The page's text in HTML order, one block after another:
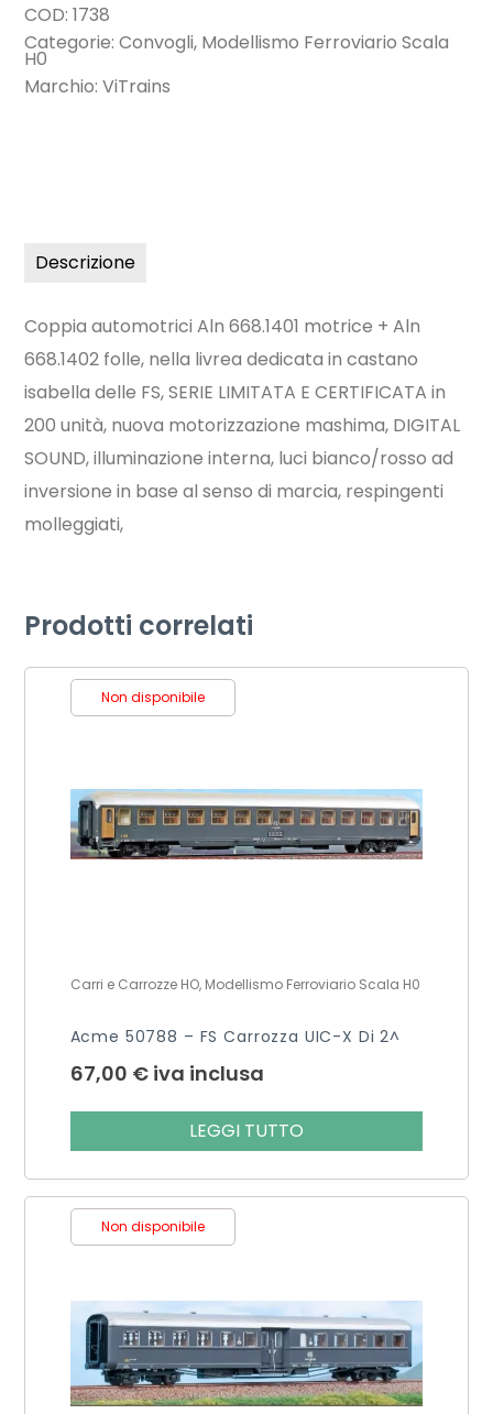
COD:1738
Categorie:Convogli, Modellismo Ferroviario Scala
H0
Marchio:ViTrains
Descrizione
Coppia automotrici Aln 668.1401 motrice + Aln
668.1402 folle, nella livrea dedicata in castano
isabella delle FS, SERIE LIMITATA E CERTIFICATA in
200 unità, nuova motorizzazione mashima, DIGITAL
SOUND, illuminazione interna, luci bianco/rosso ad
inversione in base al senso di marcia, respingenti
molleggiati,
Prodotti correlati
Non disponibile
Carri e Carrozze HO, Modellismo Ferroviario Scala H0
Acme 50788 – FS Carrozza UIC-X Di 2^
67,00 € iva inclusa
LEGGI TUTTO
Non disponibile